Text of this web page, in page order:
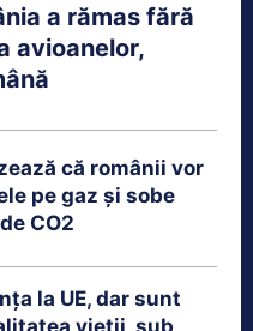
a rămas fără
avioanelor,
că românii vor
pe gaz și sobe
CO2
la UE, dar sunt
vieții, sub